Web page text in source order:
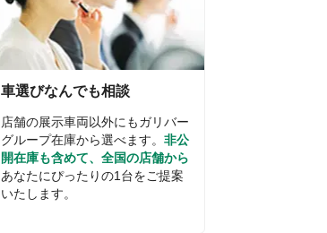
車選びなんでも相談
店舗の展示車両以外にもガリバー
グループ在庫から選べます。 非公
開在庫も含めて、全国の店舗から
あなたにぴったりの1台をご提案
いたします。